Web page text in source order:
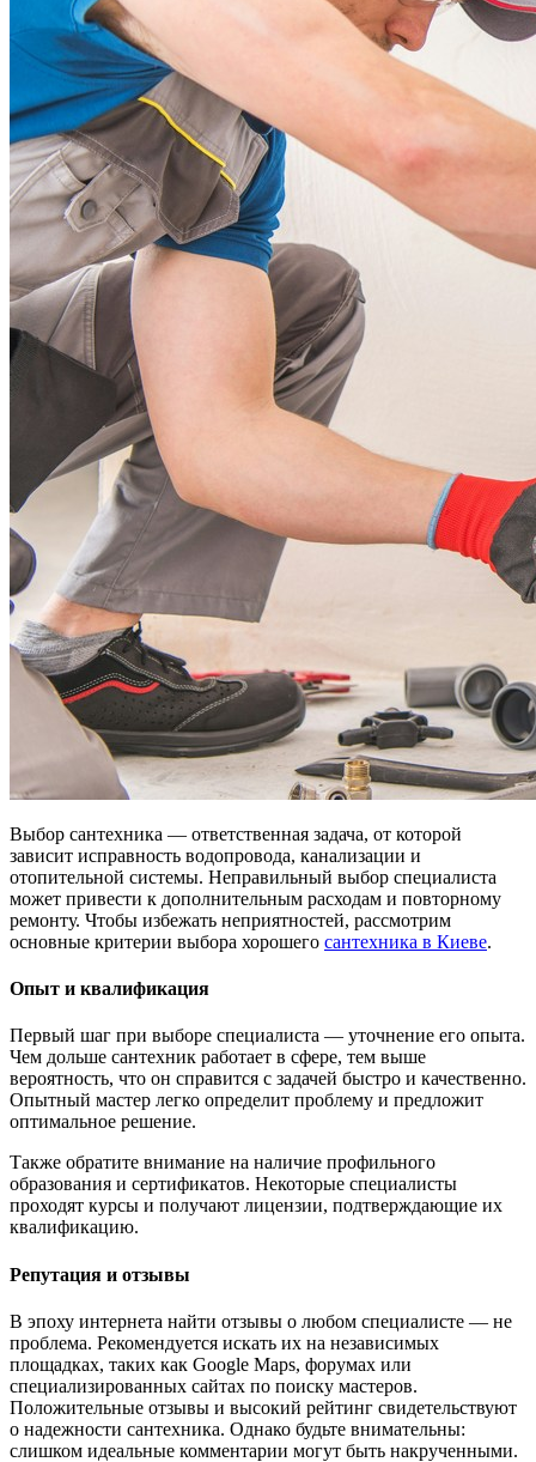
Выбор сантехника — ответственная задача, от которой
зависит исправность водопровода, канализации и
отопительной системы. Неправильный выбор специалиста
может привести к дополнительным расходам и повторному
ремонту. Чтобы избежать неприятностей, рассмотрим
основные критерии выбора хорошего сантехника в Киеве.
Опыт и квалификация
Первый шаг при выборе специалиста — уточнение его опыта.
Чем дольше сантехник работает в сфере, тем выше
вероятность, что он справится с задачей быстро и качественно.
Опытный мастер легко определит проблему и предложит
оптимальное решение.
Также обратите внимание на наличие профильного
образования и сертификатов. Некоторые специалисты
проходят курсы и получают лицензии, подтверждающие их
квалификацию.
Репутация и отзывы
В эпоху интернета найти отзывы о любом специалисте — не
проблема. Рекомендуется искать их на независимых
площадках, таких как Google Maps, форумах или
специализированных сайтах по поиску мастеров.
Положительные отзывы и высокий рейтинг свидетельствуют
о надежности сантехника. Однако будьте внимательны:
слишком идеальные комментарии могут быть накрученными.